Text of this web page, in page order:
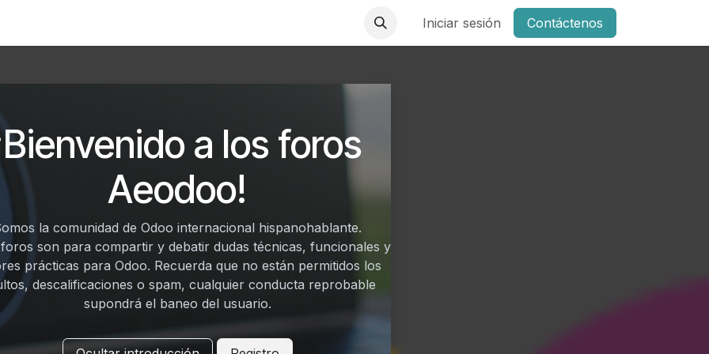
Iniciar sesión Contáctenos
a los foros
Aeodoo!
la comunidad de Odoo internacional hispanohablante.
son para compartir y debatir dudas técnicas, funcionales y
prácticas para Odoo. Recuerda que no están permitidos los
descalificaciones o spam, cualquier conducta reprobable
supondrá el baneo del usuario.